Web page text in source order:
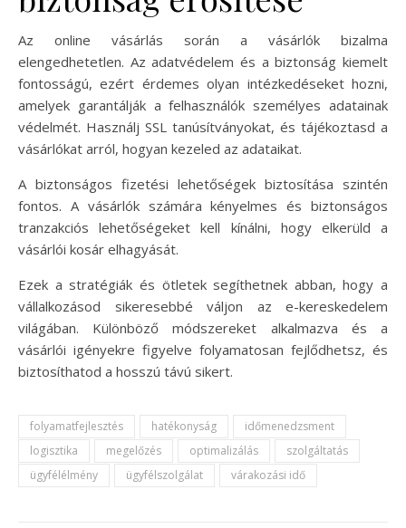
Az online vásárlás során a vásárlók bizalma
elengedhetetlen. Az adatvédelem és a biztonság kiemelt
fontosságú, ezért érdemes olyan intézkedéseket hozni,
amelyek garantálják a felhasználók személyes adatainak
védelmét. Használj SSL tanúsítványokat, és tájékoztasd a
vásárlókat arról, hogyan kezeled az adataikat.
A biztonságos fizetési lehetőségek biztosítása szintén
fontos. A vásárlók számára kényelmes és biztonságos
tranzakciós lehetőségeket kell kínálni, hogy elkerüld a
vásárlói kosár elhagyását.
Ezek a stratégiák és ötletek segíthetnek abban, hogy a
vállalkozásod sikeresebbé váljon az e-kereskedelem
világában. Különböző módszereket alkalmazva és a
vásárlói igényekre figyelve folyamatosan fejlődhetsz, és
biztosíthatod a hosszú távú sikert.
folyamatfejlesztés hatékonyság
időmenedzsment
logisztika
megelőzés optimalizálás
szolgáltatás
ügyfélélmény
ügyfélszolgálat várakozási idő